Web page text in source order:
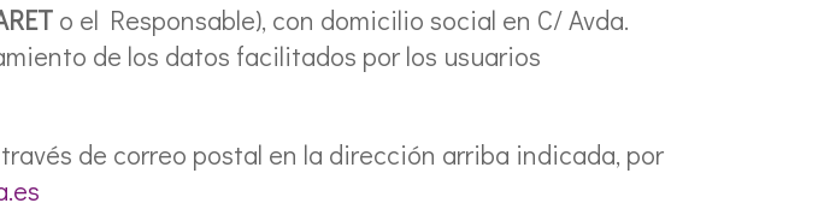
o el Responsable), con domicilio social en C/ Avda.
de los datos facilitados por los usuarios
de correo postal en la dirección arriba indicada, por